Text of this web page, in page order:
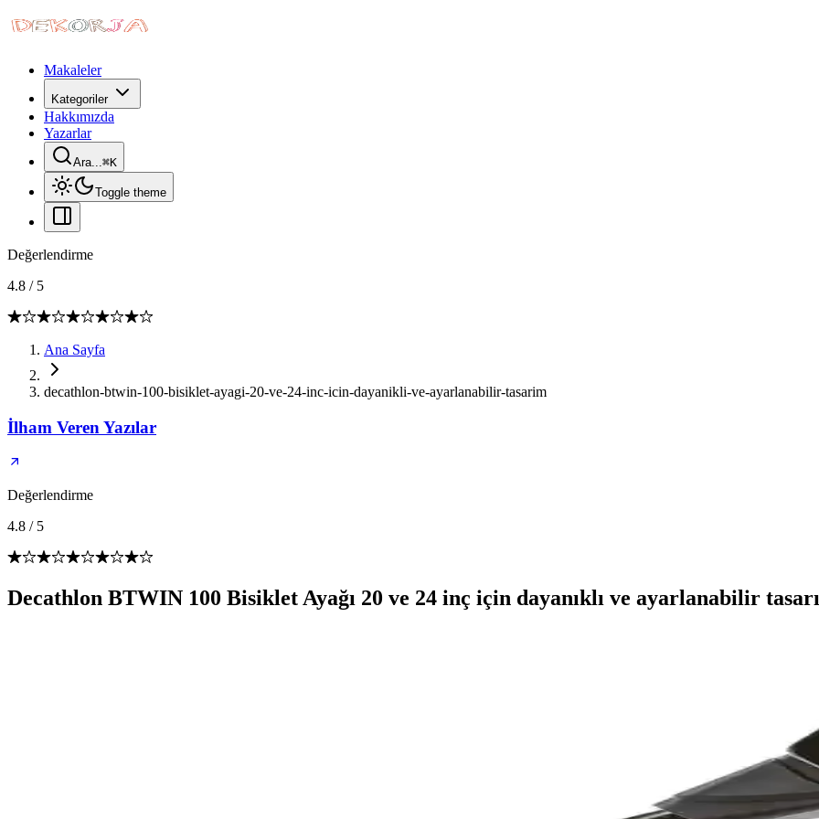
Makaleler
Kategoriler
Hakkımızda
Yazarlar
Ara...⌘K
Toggle theme
Değerlendirme
4.8 / 5
Ana Sayfa
decathlon-btwin-100-bisiklet-ayagi-20-ve-24-inc-icin-dayanikli-ve-ayarlanabilir-tasarim
İlham Veren Yazılar
Değerlendirme
4.8 / 5
Decathlon BTWIN 100 Bisiklet Ayağı 20 ve 24 inç için dayanıklı ve ayarlanabilir